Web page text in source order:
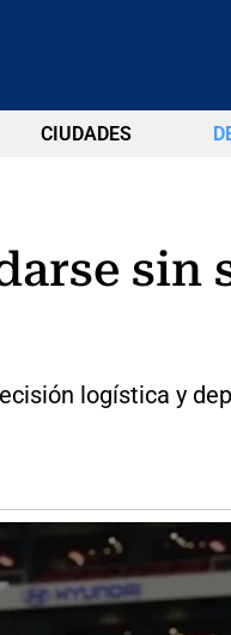
CIUDADES
sin
logística y